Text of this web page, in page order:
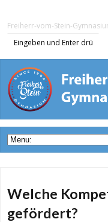
Freiherr-vom-Stein-
Welche
gefördert?